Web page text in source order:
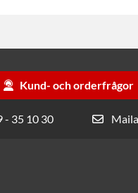
Kund- och orderfrågor
- 35 10 30